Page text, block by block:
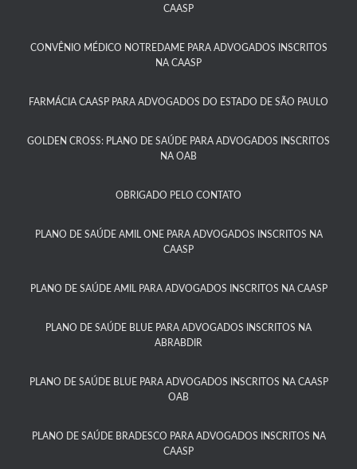
CAASP​
CONVÊNIO MÉDICO NOTREDAME PARA ADVOGADOS INSCRITOS
NA CAASP​
FARMÁCIA CAASP PARA ADVOGADOS DO ESTADO DE SÃO PAULO​
GOLDEN CROSS: PLANO DE SAÚDE PARA ADVOGADOS INSCRITOS
NA OAB
OBRIGADO PELO CONTATO
PLANO DE SAÚDE AMIL ONE PARA ADVOGADOS INSCRITOS NA
CAASP​
PLANO DE SAÚDE AMIL PARA ADVOGADOS INSCRITOS NA CAASP
PLANO DE SAÚDE BLUE PARA ADVOGADOS INSCRITOS NA
ABRABDIR
PLANO DE SAÚDE BLUE PARA ADVOGADOS INSCRITOS NA CAASP
OAB
PLANO DE SAÚDE BRADESCO PARA ADVOGADOS INSCRITOS NA
CAASP​